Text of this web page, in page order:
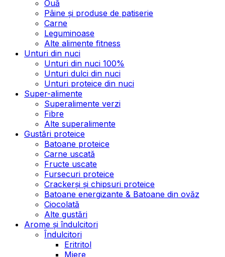
Ouă
Pâine și produse de patiserie
Carne
Leguminoase
Alte alimente fitness
Unturi din nuci
Unturi din nuci 100%
Unturi dulci din nuci
Unturi proteice din nuci
Super-alimente
Superalimente verzi
Fibre
Alte superalimente
Gustări proteice
Batoane proteice
Carne uscată
Fructe uscate
Fursecuri proteice
Crackerși și chipsuri proteice
Batoane energizante & Batoane din ovăz
Ciocolată
Alte gustări
Arome și îndulcitori
Îndulcitori
Eritritol
Miere